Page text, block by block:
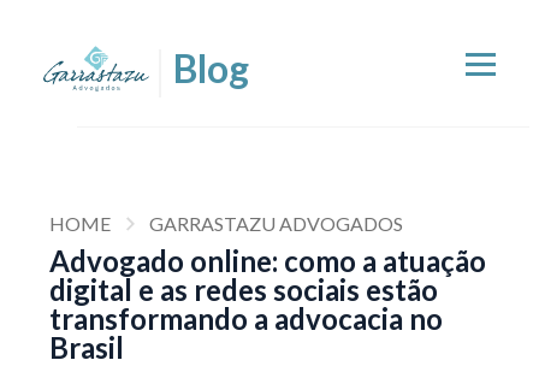
HOME GARRASTAZU ADVOGADOS
Advogado online: como a atuação
digital e as redes sociais estão
transformando a advocacia no
Brasil